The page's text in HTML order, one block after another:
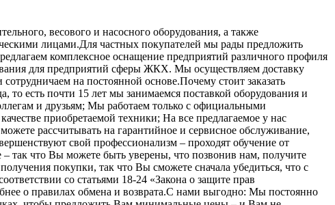
весового и насосного оборудования, а также
лицами.Для частных покупателей мы рады предложить
комплексное оснащение предприятий различного профиля
для предприятий сферы ЖКХ. Мы осуществляем доставку
на постоянной основе.Почему стоит заказать
есть почти 15 лет мы занимаемся поставкой оборудования и
и друзьям; Мы работаем только с официальными
приобретаемой техники; На все предлагаемое у нас
рассчитывать на гарантийное и сервисное обслуживание,
свой профессионализм – проходят обучение от
так что Вы можете быть уверены, что позвонив нам, получите
покупки, так что Вы сможете сначала убедиться, что с
со статьями 18-24 «Закона о защите прав
о правилах обмена и возврата.С нами выгодно: Мы постоянно